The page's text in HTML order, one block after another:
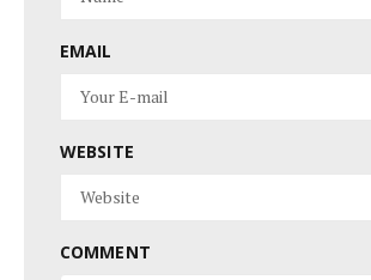
EMAIL
WEBSITE
COMMENT